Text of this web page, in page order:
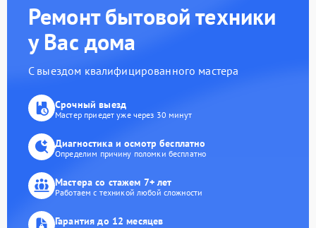
Ремонт бытовой техники
у Вас дома
С выездом квалифицированного мастера
Срочный выезд
Мастер приедет уже через 30 минут
Диагностика и осмотр бесплатно
Определим причину поломки бесплатно
Мастера со стажем 7+ лет
Работаем с техникой любой сложности
Гарантия до 12 месяцев